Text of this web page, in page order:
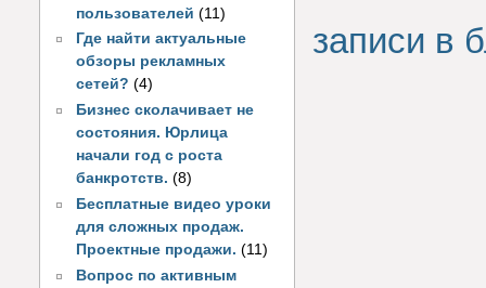
пользователей(11)
Где найти актуальные
обзоры рекламных
сетей? (4)
Бизнес сколачивает не
состояния. Юрлица
начали год с роста
банкротств. (8)
Бесплатные видео уроки
для сложных продаж.
Проектные продажи. (11)
Вопрос по активным
записи в